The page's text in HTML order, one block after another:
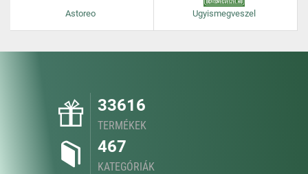
Astoreo Ugyismegveszel
33616
TERMÉKEK
467
KATEGÓRIÁK